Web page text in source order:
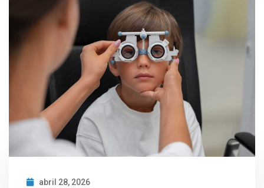
abril 28, 2026